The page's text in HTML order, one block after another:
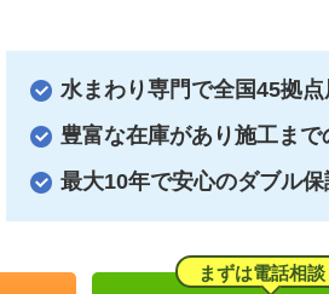
水まわり専門で全国45拠点
豊富な在庫があり施工ま
最大10年で安心のダブル保
まずは電話相談